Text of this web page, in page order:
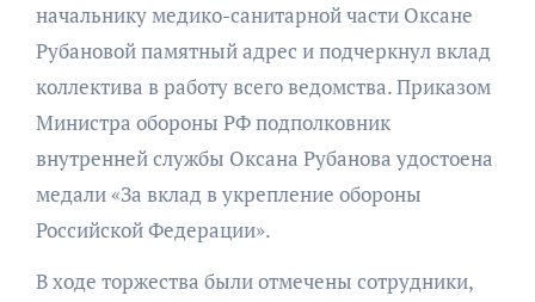
начальнику медико-санитарной части Оксане
Рубановой памятный адрес и подчеркнул вклад
коллектива в работу всего ведомства. Приказом
Министра обороны РФ подполковник
внутренней службы Оксана Рубанова удостоена
медали «За вклад в укрепление обороны
Российской Федерации».
В ходе торжества были отмечены сотрудники,